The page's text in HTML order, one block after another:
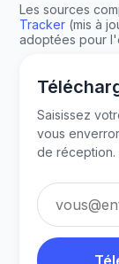
Les sources
Tracker (mis à
adoptées pour
Saisissez
vous
de réception.
Adresse e-